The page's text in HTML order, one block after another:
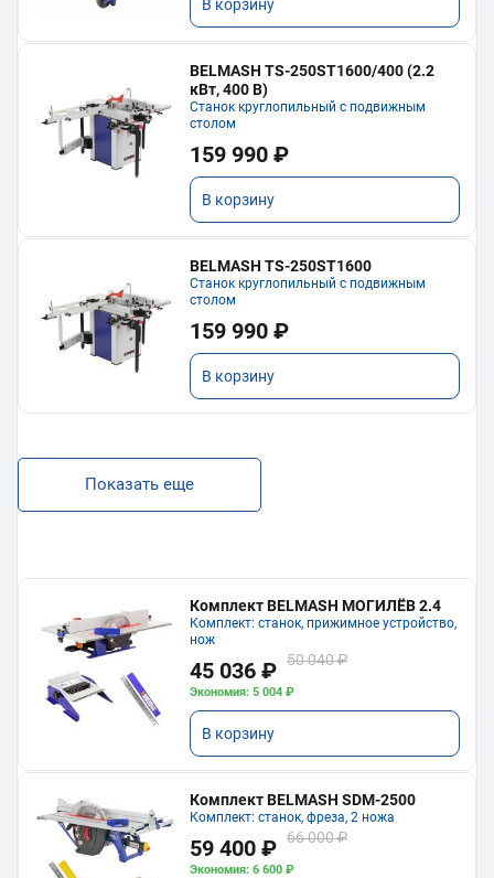
В корзину
BELMASH TS-250ST1600/400 (2.2
кВт, 400 В)
Станок круглопильный с подвижным
столом
159 990 ₽
В корзину
BELMASH TS-250ST1600
Станок круглопильный с подвижным
столом
159 990 ₽
В корзину
Показать еще
Комплект BELMASH МОГИЛЁВ 2.4
Комплект: станок, прижимное устройство,
нож
45 036 ₽ 50 040 ₽
Экономия: 5 004 ₽
В корзину
Комплект BELMASH SDM-2500
Комплект: станок, фреза, 2 ножа
59 400 ₽ 66 000 ₽
Экономия: 6 600 ₽